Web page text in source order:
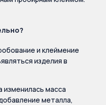
и клеймение
изделия в
изменилась масса
металла,